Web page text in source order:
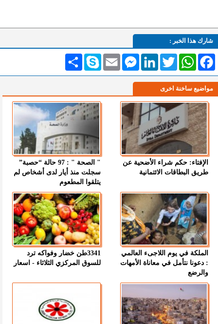
شارك هذا الخبر :
انشر Skype Email
MessengerLinkedInTwitterWhatsAppFacebook
مواضيع ساخنة اخرى
الإفتاء: حكم شراء الأضحية عن
طريق البطاقات الائتمانية
" الصحة " : 97 حالة “حصبة”
سجلت منذ أيار لدى أشخاص لم
يتلقوا المطعوم
الملكة في يوم اللاجىء العالمي
: دعونا نتأمل في معاناة الأمهات
والرضع
3341طن خضار وفواكه ترد
للسوق المركزي الثلاثاء - اسعار